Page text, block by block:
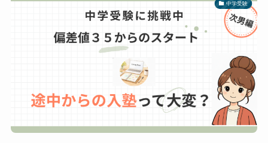
中学受験